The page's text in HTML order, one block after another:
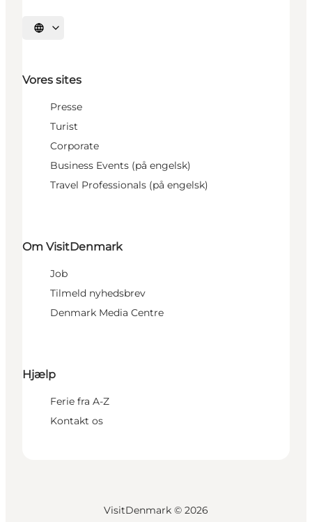
Vælg sprog
Vores sites
Presse
Turist
Corporate
Business Events (på engelsk)
Travel Professionals (på engelsk)
Om VisitDenmark
Job
Tilmeld nyhedsbrev
Denmark Media Centre
Hjælp
Ferie fra A-Z
Kontakt os
VisitDenmark © 2026